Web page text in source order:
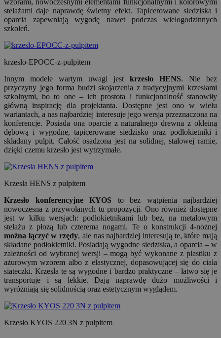
stelażami daje naprawdę świetny efekt. Tapicerowane siedziska i
oparcia zapewniają wygodę nawet podczas wielogodzinnych
szkoleń.
krzeslo-EPOCC-z-pulpitem
Innym modele wartym uwagi jest krzesło HENS. Nie bez
przyczyny jego forma budzi skojarzenia z tradycyjnymi krzesłami
szkolnymi, bo to one – ich prostota i funkcjonalność stanowiły
główną inspirację dla projektanta. Dostępne jest ono w wielu
wariantach, a nas najbardziej interesuje jego wersja przeznaczona na
konferencje. Posiada ona oparcie z naturalnego drewna z okleiną
dębową i wygodne, tapicerowane siedzisko oraz podłokietniki i
składany pulpit. Całość osadzona jest na solidnej, stalowej ramie,
dzięki czemu krzesło jest wytrzymałe.
Krzesla HENS z pulpitem
Krzesło konferencyjne KYOS to bez wątpienia najbardziej
nowoczesna z przywołanych tu propozycji. Ono również dostępne
jest w kilku wersjach: podłokietnikami lub bez, na metalowym
stelażu z płozą lub czterema nogami. Te o konstrukcji 4-nożnej
można łączyć w rzędy, ale nas najbardziej interesują te, które mają
składane podłokietniki. Posiadają wygodne siedziska, a oparcia – w
zależności od wybranej wersji – mogą być wykonane z plastiku z
ażurowym wzorem albo z elastycznej, dopasowującej się do ciała
siateczki. Krzesła te są wygodne i bardzo praktyczne – łatwo się je
transportuje i są lekkie. Dają naprawdę dużo możliwości i
wyróżniają się solidnością oraz estetycznym wyglądem.
Krzesło KYOS 220 3N z pulpitem